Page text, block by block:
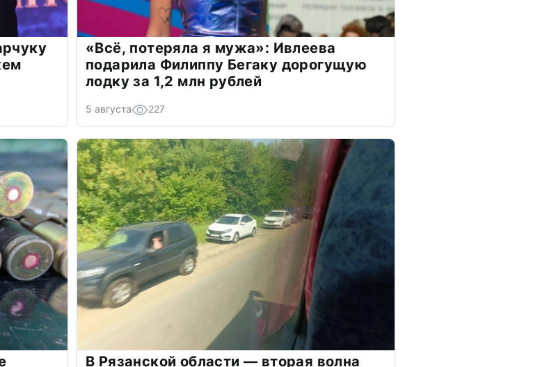
«Всё, потеряла я мужа»: Ивлеева
подарила Филиппу Бегаку дорогущую
лодку за 1,2 млн рублей
5 августа 227
В Рязанской области — вторая волна